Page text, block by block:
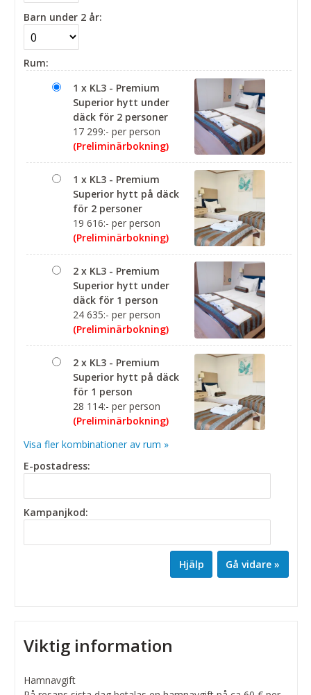
Barn under 2 år:
Rum:
1 x KL3 - Premium
Superior hytt under
däck för 2 personer
17 299:- per person
(Preliminärbokning)
1 x KL3 - Premium
Superior hytt på däck
för 2 personer
19 616:- per person
(Preliminärbokning)
2 x KL3 - Premium
Superior hytt under
däck för 1 person
24 635:- per person
(Preliminärbokning)
2 x KL3 - Premium
Superior hytt på däck
för 1 person
28 114:- per person
(Preliminärbokning)
Visa fler kombinationer av rum »
E-postadress:
Kampanjkod:
Hjälp
Viktig information
Hamnavgift